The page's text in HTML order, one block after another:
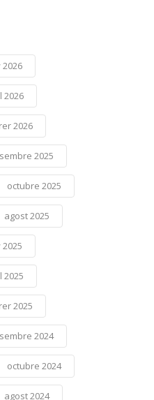
2026
2026
2025
octubre 2025
agost 2025
2025
2025
2024
octubre 2024
agost 2024